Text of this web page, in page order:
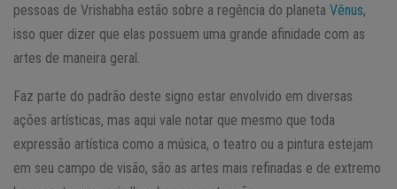
pessoas de Vrishabha estão sobre a regência do planeta Vênus,
isso quer dizer que elas possuem uma grande afinidade com as
artes de maneira geral.
Faz parte do padrão deste signo estar envolvido em diversas
ações artísticas, mas aqui vale notar que mesmo que toda
expressão artística como a música, o teatro ou a pintura estejam
em seu campo de visão, são as artes mais refinadas e de extremo